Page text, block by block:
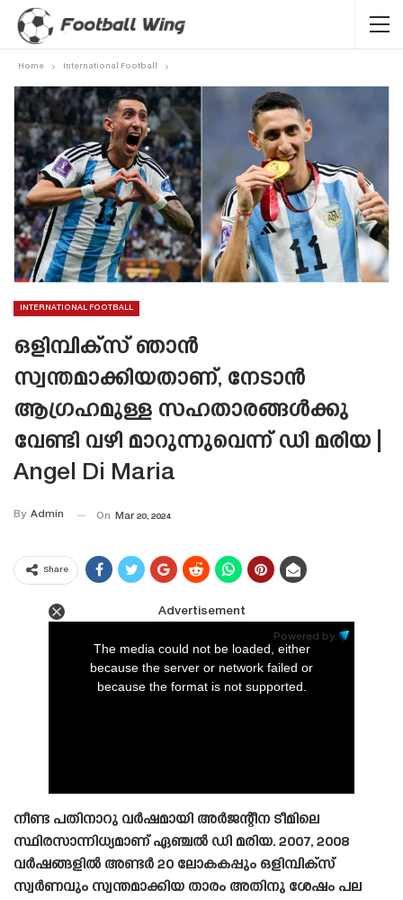
Home International Football
INTERNATIONAL FOOTBALL
ഒളിമ്പിക്‌സ് ഞാൻ
സ്വന്തമാക്കിയതാണ്, നേടാൻ
ആഗ്രഹമുള്ള സഹതാരങ്ങൾക്കു
വേണ്ടി വഴി മാറുന്നുവെന്ന് ഡി മരിയ |
Angel Di Maria
By Admin On Mar 20, 2024
Share
Advertisement
Powered by:
The media could not be loaded, either
because the server or network failed or
because the format is not supported.
നീണ്ട പതിനാറു വർഷമായി അർജന്റീന ടീമിലെ
സ്ഥിരസാന്നിധ്യമാണ് ഏഞ്ചൽ ഡി മരിയ. 2007, 2008
വർഷങ്ങളിൽ അണ്ടർ 20 ലോകകപ്പും ഒളിമ്പിക്‌സ്
സ്വർണവും സ്വന്തമാക്കിയ താരം അതിനു ശേഷം പല